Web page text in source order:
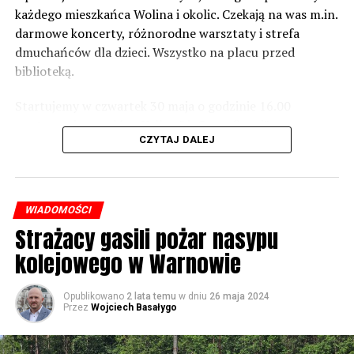
zrobić. Tam są odpowiednie normy – 61 i 56 decybeli –
zaznacza.
Foto: Wojciech Basałygo
59484 odsłon
każdego mieszkańca Wolina i okolic. Czekają na was m.in.
darmowe koncerty, różnorodne warsztaty i strefa
dmuchańców dla dzieci. Wszystko na placu przed
biblioteką.
występami zespołów „Yellow” i „Specyficzni”.
CZYTAJ DALEJ
WIADOMOŚCI
Strażacy gasili pożar nasypu
kolejowego w Warnowie
Opublikowano 2 lata temu w dniu 26 maja 2024
Przez Wojciech Basałygo